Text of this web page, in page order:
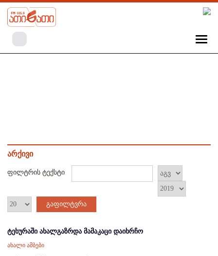
არქივი
ფილტრის ტექსტი
გაფილტვრა
ტეხურაში ახალგაზრდა მამაკაცი დაიხრჩო
ახალი ამბები